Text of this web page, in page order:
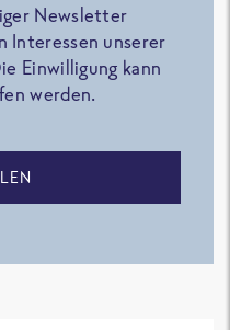
Newsletter
Interessen unserer
Einwilligung kann
werden.